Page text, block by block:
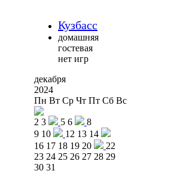
Кузбасс
домашняя
гостевая
нет игр
декабря
2024
Пн Вт Ср Чт Пт Сб Вс
2 3 5 6
8
9 10 12 13 14
16 17 18 19 20
22
23 24 25 26 27 28 29
30 31